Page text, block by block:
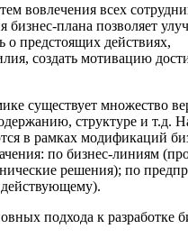
вовлечения всех
бизнес-плана позволяет
о предстоящих действиях,
создать мотивацию
существует множество
структуре и т.д.
в рамках модификаций
по бизнес-линиям
решения); по
подхода к разработке